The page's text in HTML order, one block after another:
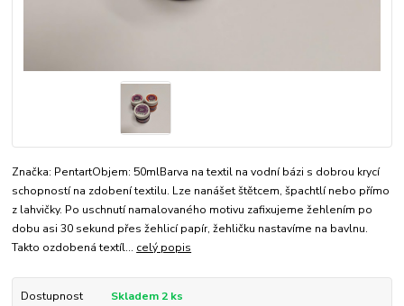
Značka: PentartObjem: 50mlBarva na textil na vodní bázi s dobrou krycí
schopností na zdobení textilu. Lze nanášet štětcem, špachtlí nebo přímo
z lahvičky. Po uschnutí namalovaného motivu zafixujeme žehlením po
dobu asi 30 sekund přes žehlicí papír, žehličku nastavíme na bavlnu.
Takto ozdobená textíl... celý popis
Dostupnost
Skladem 2 ks